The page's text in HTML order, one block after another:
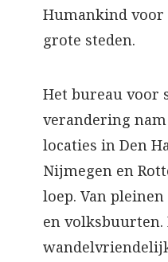
Humankind voor
grote steden.
Het bureau voor
verandering
locaties in Den
Nijmegen en
loep. Van
en volksbuurten.